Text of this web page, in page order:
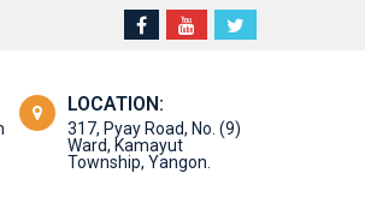
LOCATION:
317, Pyay Road, No. (9)
Ward, Kamayut
Township, Yangon.